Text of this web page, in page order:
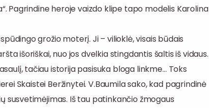
Pagrindine heroje vaizdo klipe tapo modelis Karolina
grožio moterį. Ji – vilioklė, visais būdais
išoriškai, nuo jos dvelkia stingdantis šaltis iš vidaus.
tačiau istorija pasisuka bloga linkme… Toks
Skaistei Beržinytei. V.Baumila sako, kad pagrindinė
susvetimėjimas. Iš tau patinkančio žmogaus